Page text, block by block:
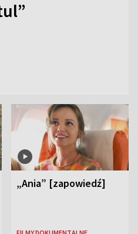
„Ania” [zapowiedź]